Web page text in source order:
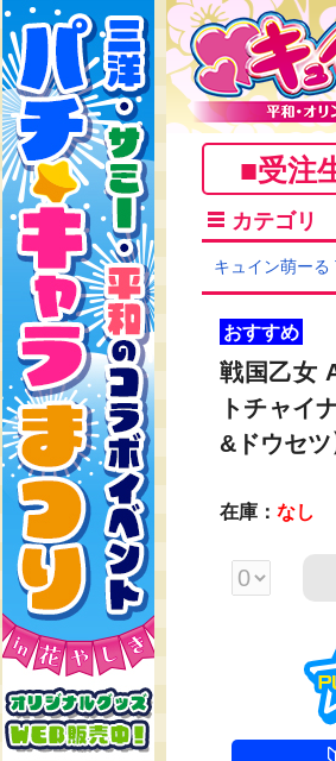
■受注
カテゴリ
キュイン萌ーる
おすすめ
戦国乙女
トチャイ
&ドウセツ
在庫： なし